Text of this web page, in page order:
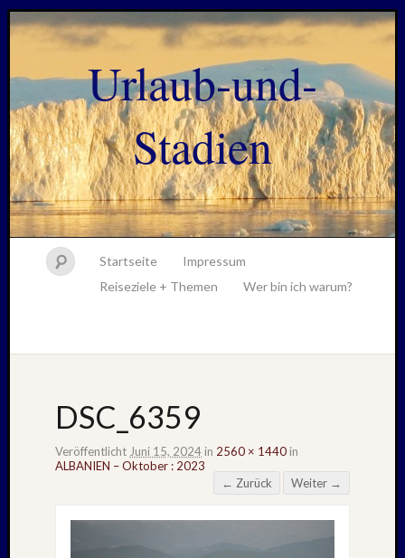
Urlaub-und-
Stadien
Startseite
Impressum
Reiseziele + Themen
Wer bin ich warum?
DSC_6359
Veröffentlicht Juni 15, 2024 in 2560 × 1440 in
ALBANIEN – Oktober : 2023
← Zurück
Weiter →